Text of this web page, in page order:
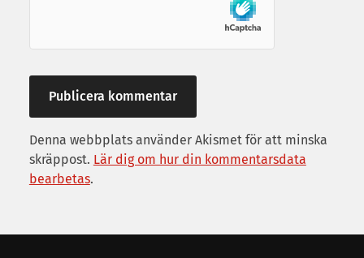
Denna webbplats använder Akismet för att minska
skräppost. Lär dig om hur din kommentarsdata
bearbetas.